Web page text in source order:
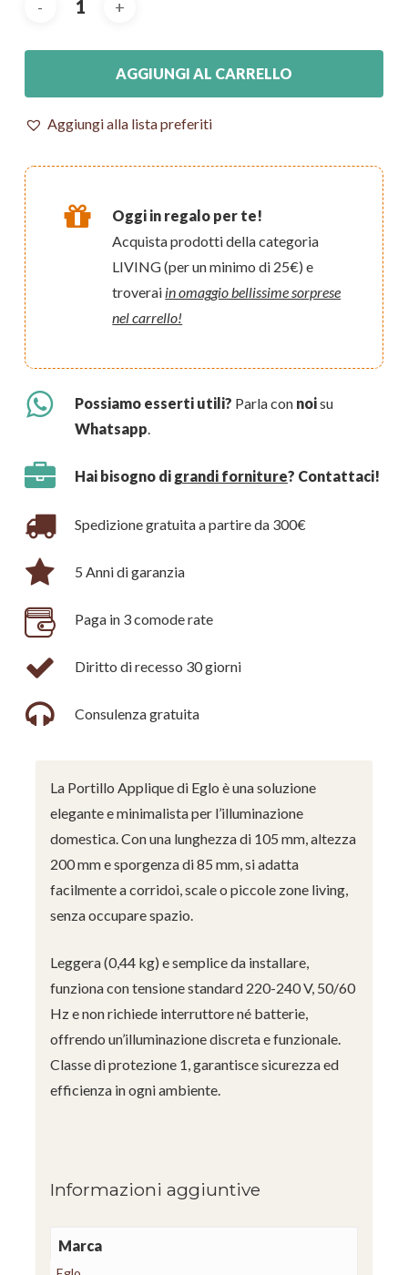
AGGIUNGI AL CARRELLO
Aggiungi alla lista preferiti
Oggi in regalo per te!
Acquista prodotti della categoria
LIVING (per un minimo di 25€) e
troverai in omaggio bellissime sorprese
nel carrello!
Possiamo esserti utili? Parla con noisu
Whatsapp
Hai bisogno di grandi forniture? Contattaci!
Spedizione gratuita a partire da 300€
5 Anni di garanzia
Paga in 3 comode rate
Diritto di recesso 30 giorni
Consulenza gratuita
La Portillo Applique di Eglo è una soluzione
elegante e minimalista per l’illuminazione
domestica. Con una lunghezza di 105 mm, altezza
200 mm e sporgenza di 85 mm, si adatta
facilmente a corridoi, scale o piccole zone living,
senza occupare spazio.
Leggera (0,44 kg) e semplice da installare,
funziona con tensione standard 220-240 V, 50/60
Hz e non richiede interruttore né batterie,
offrendo un’illuminazione discreta e funzionale.
Classe di protezione 1, garantisce sicurezza ed
efficienza in ogni ambiente.
Informazioni aggiuntive
Marca